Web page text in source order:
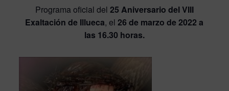
Programa oficial del 25 Aniversario del VIII
Exaltación de Illueca, el26 de marzo de 2022 a
las 16.30 horas.